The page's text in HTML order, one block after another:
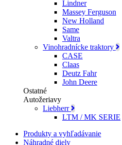
Lindner
Massey Ferguson
New Holland
Same
Valtra
Vinohradnícke traktory
CASE
Claas
Deutz Fahr
John Deere
Ostatné
Autožeriavy
Liebherr
LTM / MK SERIE
Produkty a vyhľadávanie
Náhradné diely